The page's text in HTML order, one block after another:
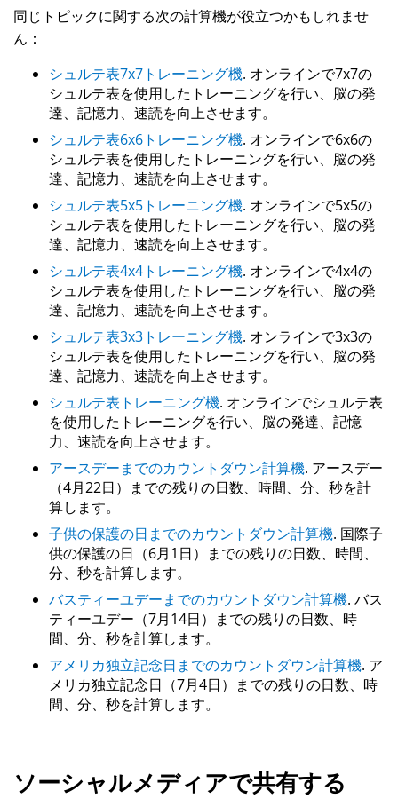
同じトピックに関する次の計算機が役立つかもしれませ
ん：
シュルテ表7x7トレーニング機. オンラインで7x7の
シュルテ表を使用したトレーニングを行い、脳の発
達、記憶力、速読を向上させます。
シュルテ表6x6トレーニング機. オンラインで6x6の
シュルテ表を使用したトレーニングを行い、脳の発
達、記憶力、速読を向上させます。
シュルテ表5x5トレーニング機. オンラインで5x5の
シュルテ表を使用したトレーニングを行い、脳の発
達、記憶力、速読を向上させます。
シュルテ表4x4トレーニング機. オンラインで4x4の
シュルテ表を使用したトレーニングを行い、脳の発
達、記憶力、速読を向上させます。
シュルテ表3x3トレーニング機. オンラインで3x3の
シュルテ表を使用したトレーニングを行い、脳の発
達、記憶力、速読を向上させます。
シュルテ表トレーニング機. オンラインでシュルテ表
を使用したトレーニングを行い、脳の発達、記憶
力、速読を向上させます。
アースデーまでのカウントダウン計算機. アースデー
（4月22日）までの残りの日数、時間、分、秒を計
算します。
子供の保護の日までのカウントダウン計算機. 国際子
供の保護の日（6月1日）までの残りの日数、時間、
分、秒を計算します。
バスティーユデーまでのカウントダウン計算機. バス
ティーユデー（7月14日）までの残りの日数、時
間、分、秒を計算します。
アメリカ独立記念日までのカウントダウン計算機. ア
メリカ独立記念日（7月4日）までの残りの日数、時
間、分、秒を計算します。
ソーシャルメディアで共有する